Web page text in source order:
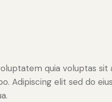
quia voluptas sit
Adipiscing elit sed do